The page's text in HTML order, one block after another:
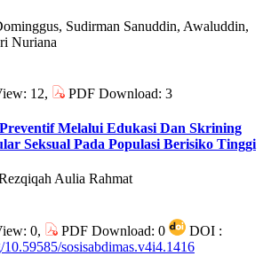
Sudirman Sanuddin, Awaluddin,
Nuriana
12,
PDF Download: 3
Melalui Edukasi Dan Skrining
Seksual Pada Populasi Berisiko Tinggi
Aulia Rahmat
0,
PDF Download: 0
DOI :
sosisabdimas.v4i4.1416